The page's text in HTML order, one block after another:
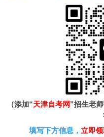
（添加“天津自考网”招生老
填写下方信息， 立即